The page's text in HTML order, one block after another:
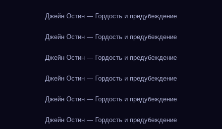
Джейн Остин — Гордость и предубеждение
Джейн Остин — Гордость и предубеждение
Джейн Остин — Гордость и предубеждение
Джейн Остин — Гордость и предубеждение
Джейн Остин — Гордость и предубеждение
Джейн Остин — Гордость и предубеждение